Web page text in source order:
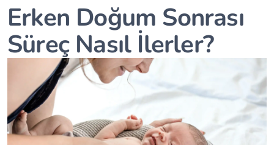
Erken Doğum Sonrası
Süreç Nasıl İlerler?